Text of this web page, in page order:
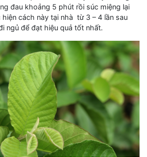
đau khoảng 5 phút rồi súc miệng lại
cách này tại nhà từ 3 – 4 lần sau
ngủ để đạt hiệu quả tốt nhất.